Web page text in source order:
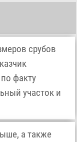
срубов
факту
участок и
а также